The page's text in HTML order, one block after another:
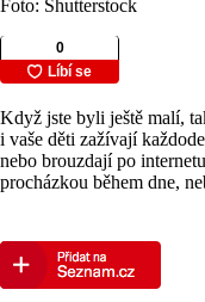
Foto: Shutterstock
Když jste byli ještě malí,
i vaše děti zažívají
nebo brouzdají po
procházkou během dne,